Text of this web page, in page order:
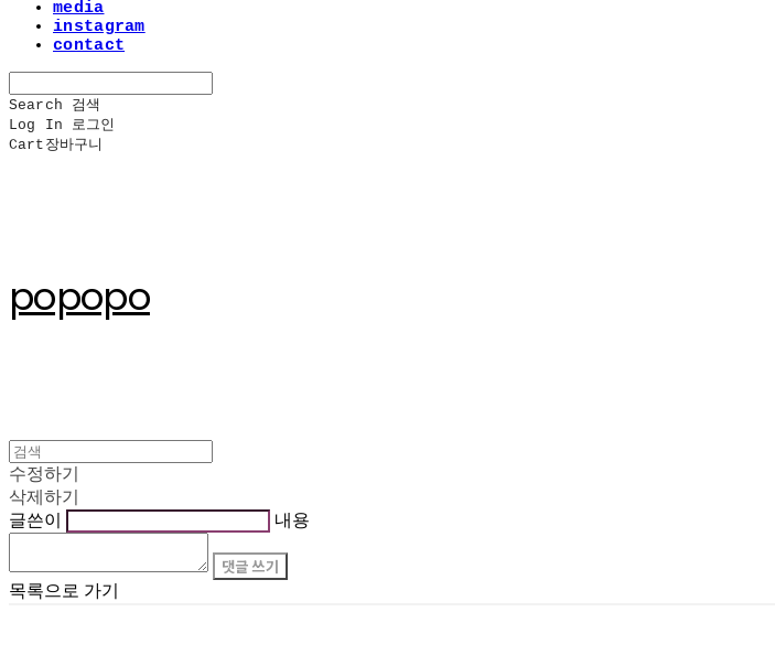
media
instagram
contact
Search
검색
Log In
로그인
Cart 장바구니
popopo
수정하기
삭제하기
글쓴이
내용
댓글 쓰기
목록으로 가기